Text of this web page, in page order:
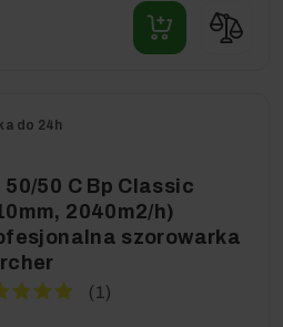
do 24h
50/50 C Bp Classic
2040m2/h)
szorowarka
(1)